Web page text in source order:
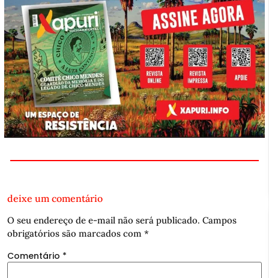
deixe um comentário
O seu endereço de e-mail não será publicado. Campos
obrigatórios são marcados com *
Comentário *